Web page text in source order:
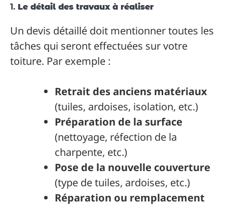
1. Le détail des travaux à réaliser
Un devis détaillé doit mentionner toutes les
tâches qui seront effectuées sur votre
toiture. Par exemple :
Retrait des anciens matériaux
(tuiles, ardoises, isolation, etc.)
Préparation de la surface
(nettoyage, réfection de la
charpente, etc.)
Pose de la nouvelle couverture
(type de tuiles, ardoises, etc.)
Réparation ou remplacement